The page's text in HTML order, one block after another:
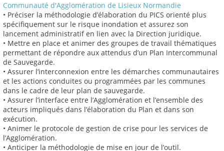
Communauté d'Agglomération de Lisieux Normandie
• Préciser la méthodologie d’élaboration du PICS orienté plus
spécifiquement sur le risque inondation et assurez son
lancement administratif en lien avec la Direction juridique.
• Mettre en place et animer des groupes de travail thématiques
permettant de répondre aux attendus d’un Plan Intercommunal
de Sauvegarde.
• Assurer l’interconnexion entre les démarches communautaires
et les actions conduites ou programmées par les communes
dans le cadre de leur plan de sauvegarde.
• Assurer l’interface entre l’Agglomération et l’ensemble des
acteurs impliqués dans l’élaboration du Plan et dans son
exécution.
• Animer le protocole de gestion de crise pour les services de
l’Agglomération.
• Anticiper la méthodologie de mise en jour de l’outil.